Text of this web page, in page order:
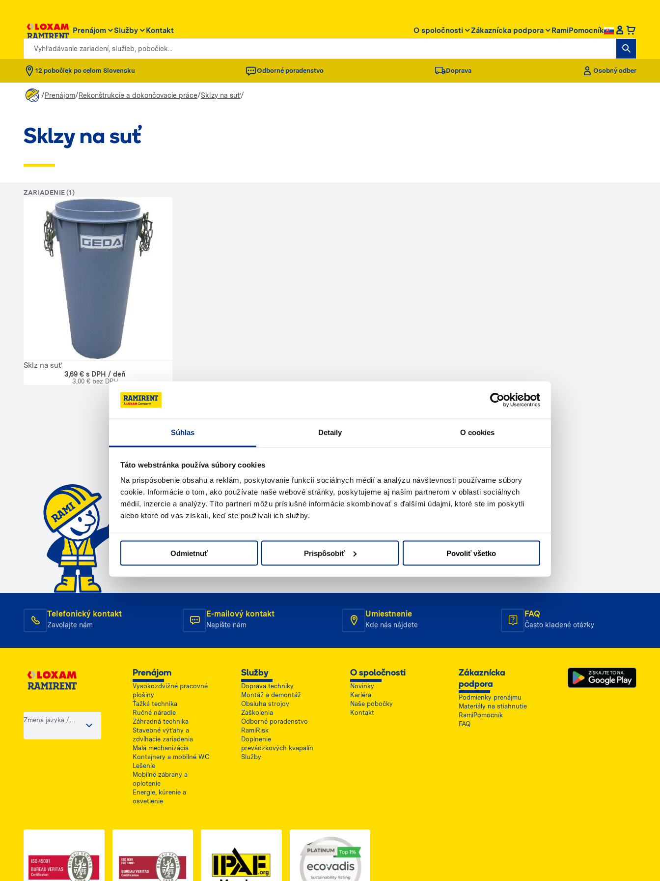
Súhlas Detaily O cookies
Táto webstránka používa súbory cookies
Na prispôsobenie obsahu a reklám, poskytovanie funkcií sociálnych médií a analýzu návštevnosti používame súbory
cookie. Informácie o tom, ako používate naše webové stránky, poskytujeme aj našim partnerom v oblasti sociálnych
médií, inzercie a analýzy. Títo partneri môžu príslušné informácie skombinovať s ďalšími údajmi, ktoré ste im poskytli
alebo ktoré od vás získali, keď ste používali ich služby.
Odmietnuť Prispôsobiť Povoliť všetko
Prenájom Služby Kontakt O spoločnosti Zákaznícka podpora RamiPomocník
Vyhľadávanie zariadení, služieb, pobočiek...
12 pobočiek po celom Slovensku Odborné poradenstvo Doprava Osobný odber
/Prenájom/Rekonštrukcie a dokončovacie práce/Sklzy na suť/
Sklzy na suť
ZARIADENIE (1)
Sklz na suť
3,69 € s DPH / deň
3,00 € bez DPH
Potrebujete pomoc?
Kontaktujte nás
Zavolajte nám Napíšte nám (e-mail)
Telefonický kontakt
Zavolajte nám
E-mailový kontakt
Napíšte nám
Umiestnenie
Kde nás nájdete
FAQ
Často kladené otázky
Zmena jazyka /
Prenájom
Vysokozdvižné pracovné
plošiny
Ťažká technika
Ručné náradie
Záhradná technika
Stavebné výťahy a
zdvíhacie zariadenia
Malá mechanizácia
Kontajnery a mobilné WC
Lešenie
Mobilné zábrany a
oplotenie
Energie, kúrenie a
osvetlenie
Služby
Doprava techniky
Montáž a demontáž
Obsluha strojov
Zaškolenia
Odborné poradenstvo
RamiRisk
Doplnenie
prevádzkových kvapalín
Služby
O spoločnosti
Novinky
Kariéra
Naše pobočky
Kontakt
Zákaznícka
podpora
Podmienky prenájmu
Materiály na stiahnutie
RamiPomocník
FAQ
Link do dokumentu PDF z certyfikatem ISO 1, otwiera się w nowej karcie
Link do dokumentu PDF z certyfikatem ISO 2, otwiera się w nowej karcie
Link do dokumentu PDF z certyfikatem IPAF, otwiera się w nowej karcie